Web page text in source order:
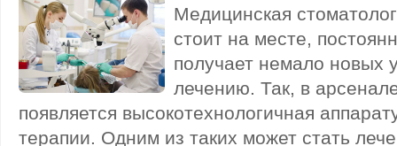
Медицинская
стоит на месте,
получает немало новых
лечению. Так, в
появляется высокотехнологичная
терапии. Одним из таких может стать